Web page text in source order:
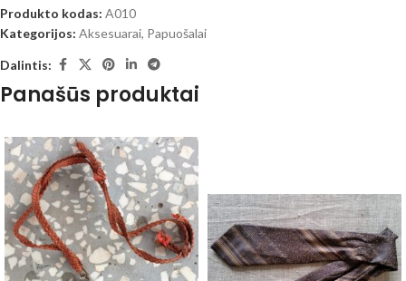
Produkto kodas: A010
Kategorijos: Aksesuarai, Papuošalai
Dalintis:
Panašūs produktai